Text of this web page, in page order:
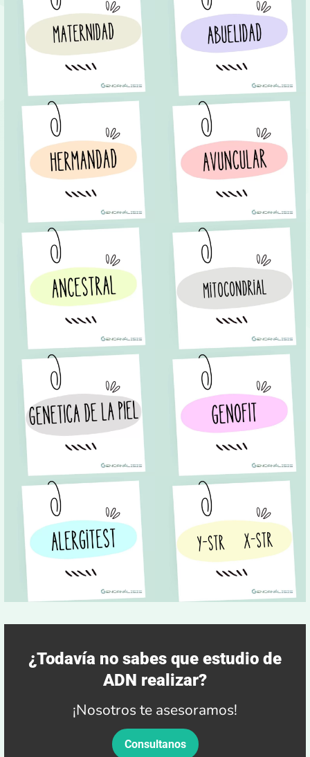
¿Todavía no sabes que estudio de
ADN realizar?
¡Nosotros te asesoramos!
Consultanos